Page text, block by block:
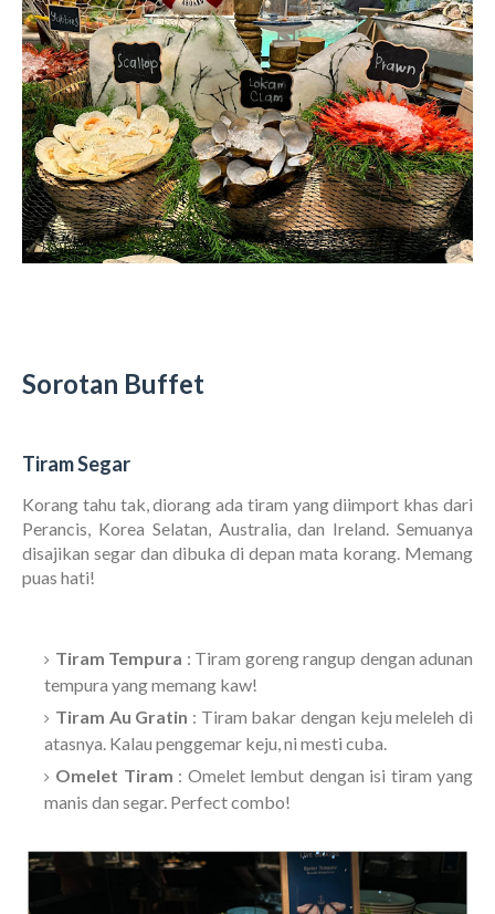
Sorotan Buffet
Tiram Segar
Korang tahu tak, diorang ada tiram yang diimport khas dari
Perancis, Korea Selatan, Australia, dan Ireland. Semuanya
disajikan segar dan dibuka di depan mata korang. Memang
puas hati!
Tiram Tempura : Tiram goreng rangup dengan adunan
tempura yang memang kaw!
Tiram Au Gratin : Tiram bakar dengan keju meleleh di
atasnya. Kalau penggemar keju, ni mesti cuba.
Omelet Tiram : Omelet lembut dengan isi tiram yang
manis dan segar. Perfect combo!